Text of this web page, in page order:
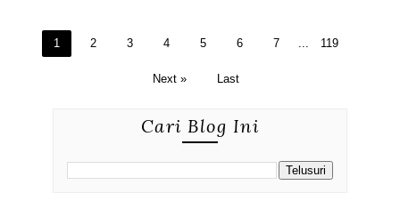
1 2 3 4 5 6 7 ... 119
Next » Last
Cari Blog Ini